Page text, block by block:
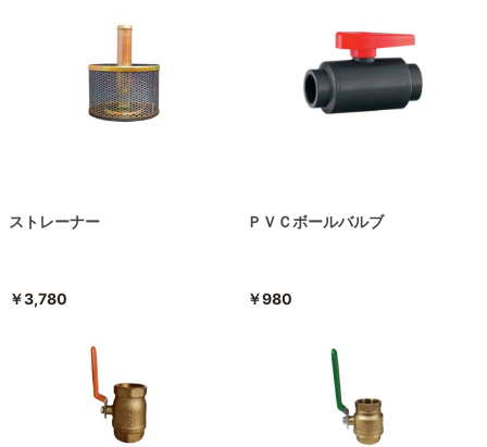
ストレーナー
￥3,780
ＰＶＣボールバルブ
￥980